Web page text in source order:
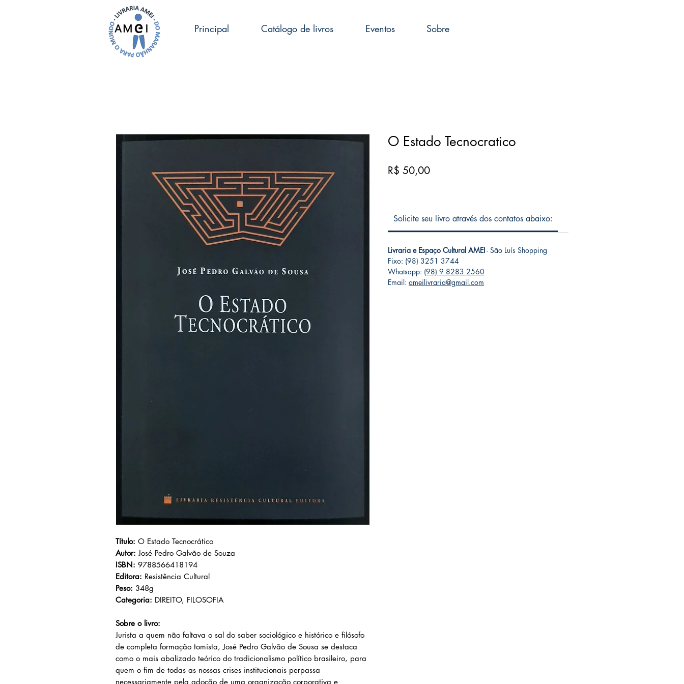
Principal Catálogo de livros Eventos Sobre
Título: O Estado Tecnocrático
Autor:José Pedro Galvão de Souza
ISBN: 9788566418194
Editora: Resistência Cultural
Peso: 348g
Categoria: DIREITO, FILOSOFIA
Sobre o livro:
Jurista a quem não faltava o sal do saber sociológico e histórico e filósofo
de completa formação tomista, José Pedro Galvão de Sousa se destaca
como o mais abalizado teórico do tradicionalismo político brasileiro, para
quem o fim de todas as nossas crises institucionais perpassa
necessariamente pela adoção de uma organização corporativa e
O Estado Tecnocratico
R$ 50,00Preço
Solicite seu livro através dos contatos abaixo:
Livraria e Espaço Cultural AMEI- São Luís Shopping
Fixo: (98) 3251 3744
Whatsapp: (98) 9 8283 2560
Email: ameilivraria@gmail.com